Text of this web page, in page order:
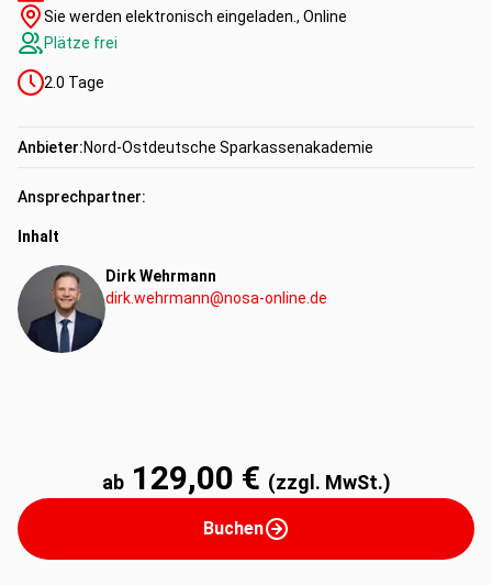
Sie werden elektronisch eingeladen., Online
Plätze frei
2.0 Tage
Anbieter:Nord-Ostdeutsche Sparkassenakademie
Ansprechpartner:
Inhalt
Dirk Wehrmann
dirk.wehrmann@nosa-online.de
ab 129,00 € (zzgl. MwSt.)
Buchen